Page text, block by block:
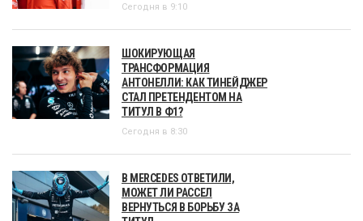
Сегодня в 9:10
ШОКИРУЮЩАЯ
ТРАНСФОРМАЦИЯ
АНТОНЕЛЛИ: КАК ТИНЕЙДЖЕР
СТАЛ ПРЕТЕНДЕНТОМ НА
ТИТУЛ В Ф1?
Сегодня в 8:30
В MERCEDES ОТВЕТИЛИ,
МОЖЕТ ЛИ РАССЕЛ
ВЕРНУТЬСЯ В БОРЬБУ ЗА